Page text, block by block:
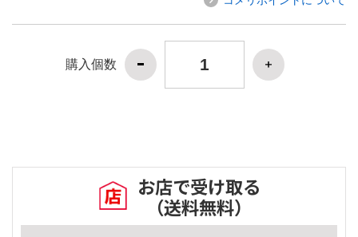
購入個数
お店で受け取る
（送料無料）